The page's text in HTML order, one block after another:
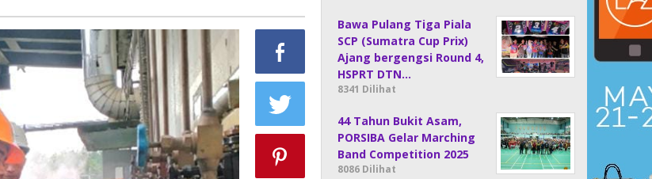
Bawa Pulang Tiga Piala
SCP (Sumatra Cup Prix)
Ajang bergengsi Round 4,
HSPRT DTN…
8341 Dilihat
44 Tahun Bukit Asam,
PORSIBA Gelar Marching
Band Competition 2025
8086 Dilihat